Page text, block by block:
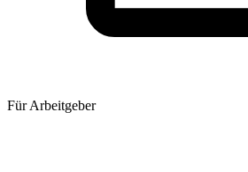
Für Arbeitgeber